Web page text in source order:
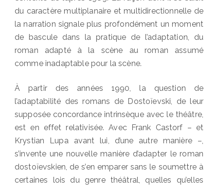
du caractère multiplanaire et multidirectionnelle de
la narration signale plus profondément un moment
de bascule dans la pratique de l’adaptation, du
roman adapté à la scène au roman assumé
comme inadaptable pour la scène.
À partir des années 1990, la question de
l’adaptabilité des romans de Dostoïevski, de leur
supposée concordance intrinsèque avec le théâtre,
est en effet relativisée. Avec Frank Castorf – et
Krystian Lupa avant lui, d’une autre manière –,
s’invente une nouvelle manière d’adapter le roman
dostoïevskien, de s’en emparer sans le soumettre à
certaines lois du genre théâtral, quelles qu’elles